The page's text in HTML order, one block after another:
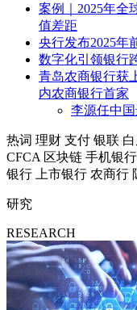
案例｜2025年全
值差距
央行发布2025年
数字化引领银行
青岛农商银行获
内农商银行首家
李源任中
热词 理财 支付 银联
CFCA 区块链 手机银行
银行
上市银行 农商行
研究
RESEARCH